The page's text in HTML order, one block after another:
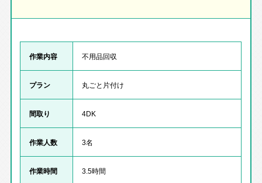
作業内容 不用品回収
プラン 丸ごと片付け
間取り 4DK
作業人数 3名
作業時間 3.5時間